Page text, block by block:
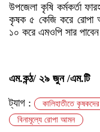
উপজেলা কৃষি কর্মকর্তা
কৃষক ৫ কেজি করে রোপা
১০ করে এমওপি সার
এম.কন্ঠ/ ২৯ জুন /এম.টি
ট্যাগ : কালিহাতীতে
বিনামূল্যে রোপা আমন